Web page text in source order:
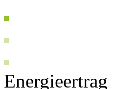
Energieertrag